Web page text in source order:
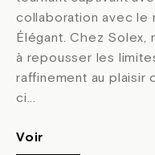
collaboration avec le
Élégant. Chez Solex,
à repousser les
raffinement au plaisir
ci...
Voir